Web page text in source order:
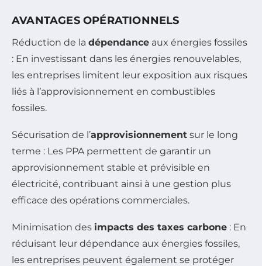
AVANTAGES OPÉRATIONNELS
Réduction de la dépendance aux énergies fossiles
: En investissant dans les énergies renouvelables,
les entreprises limitent leur exposition aux risques
liés à l’approvisionnement en combustibles
fossiles.
Sécurisation de l’approvisionnement sur le long
terme : Les PPA permettent de garantir un
approvisionnement stable et prévisible en
électricité, contribuant ainsi à une gestion plus
efficace des opérations commerciales.
Minimisation des impacts des taxes carbone : En
réduisant leur dépendance aux énergies fossiles,
les entreprises peuvent également se protéger